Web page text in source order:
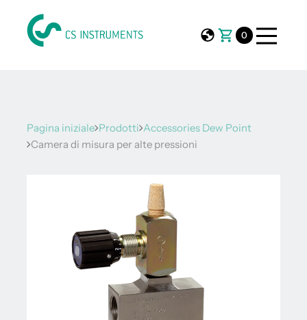
0
Pagina iniziale Prodotti Accessories Dew Point
Camera di misura per alte pressioni